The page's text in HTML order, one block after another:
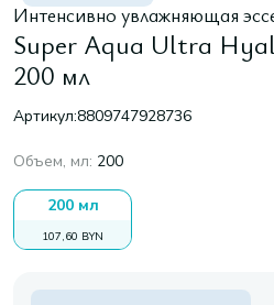
Интенсивно увлажняющая
Super Aqua Ultra
200 мл
Артикул:8809747928736
Объем, мл: 200
200 мл
107,60 BYN